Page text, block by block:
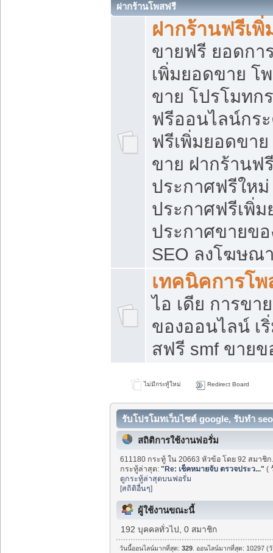
ฝากร้านโพสฟรี
ฝากร้านฟรีเ
ขายฟรี ยอดกา
เพิ่มยอดขาย โ
ขาย โปรโมทก
ฟรีออนไลน์กร
ฟรีเพิ่มยอดขา
ขาย ฝากร้านฟ
ประกาศฟรีใหม่
ประกาศฟรีเพิ่
ประกาศขายข
SEO ลงโฆษณ
เทคนิคการโ
ไอ เดีย การขา
ของออนไลน์ เ
สฟรี smf ขาย
ไม่มีกระทู้ใหม่ Redirect Board
รับโปรโมทเว็บไซต์ google, รับทำ
สถิติการใช้งานฟอรั่ม
611180 กระทู้ ใน 20663 หัวข้อ โดย 92 สมาชิ
กระทู้ล่าสุด:"Re: เช็คหมายจับ ตรวจประว..." (
ดูกระทู้ล่าสุดบนฟอรั่ม
[สถิติอื่นๆ]
ผู้ใช้งานขณะนี้
192 บุคคลทั่วไป, 0 สมาชิก
วันนี้ออนไลน์มากที่สุด:329 . ออนไลน์มากที่สุด: 10297